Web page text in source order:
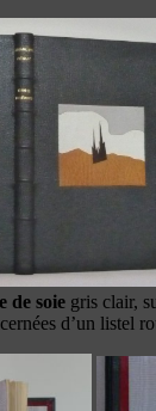
de soie gris clair,
d’un listel